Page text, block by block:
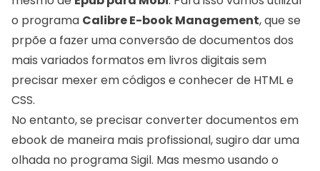
o programa Calibre E-book Management, que se
prpõe a fazer uma conversão de documentos dos
mais variados formatos em livros digitais sem
precisar mexer em códigos e conhecer de HTML e
CSS.
No entanto, se precisar converter documentos em
ebook de maneira mais profissional, sugiro dar uma
olhada no programaSigil. Mas mesmo usando o